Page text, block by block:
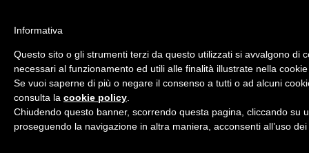
archos
lo studio
progetti
lectures
stampa
Informativa
Questo sito o gli strumenti terzi da questo utilizzati si avvalgono di
necessari al funzionamento ed utili alle finalità illustrate nella
Se vuoi saperne di più o negare il consenso a tutti o ad alcuni
consulta la cookie policy
Chiudendo questo banner, scorrendo questa pagina, cliccando su
proseguendo la navigazione in altra maniera, acconsenti all’uso